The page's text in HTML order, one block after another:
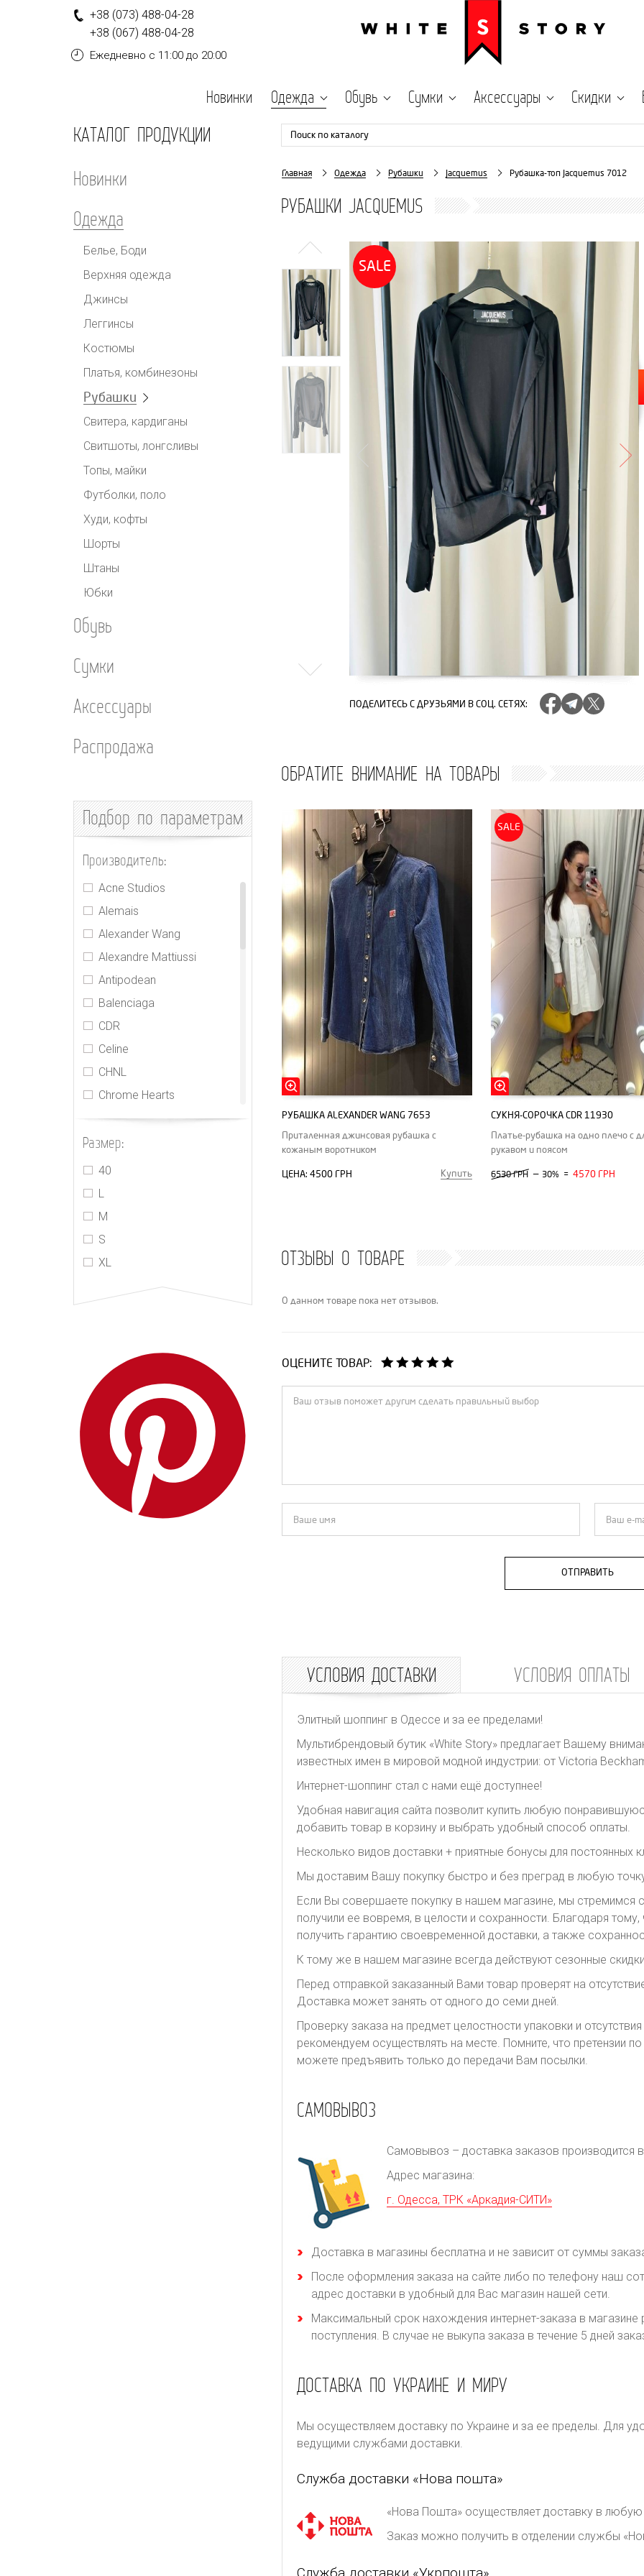
+38 (073) 488-04-28
+38 (067) 488-04-28
Ежедневно с 11:00 до 20:00
Новинки Одежда Обувь Сумки Аксессуары Скидки
КАТАЛОГ ПРОДУКЦИИ
Новинки
Одежда
Белье, Боди
Верхняя одежда
Джинсы
Леггинсы
Костюмы
Платья, комбинезоны
Рубашки
Свитера, кардиганы
Свитшоты, лонгсливы
Топы, майки
Футболки, поло
Худи, кофты
Шорты
Штаны
Юбки
Обувь
Сумки
Аксессуары
Распродажа
Подборпо параметрам
Производитель:
Acne Studios
Alemais
Alexander Wang
Alexandre Mattiussi
Antipodean
Balenciaga
CDR
Celine
CHNL
Chrome Hearts
Gucci
Isabel Marant
Jacquemus
Jasmine
Khaite
Kimhekim
Loewe
MIU MIU
Open YY
Palm Angels
Pony Stone
PRADA
R13
RtA
The Attico
Размер:
40
L
M
S
XL
Поиск по каталогу
Главная Одежда Рубашки Jacquemus Рубашка-топ Jacquemus 7012
РУБАШКИ JACQUEMUS
SALE
ПОДЕЛИТЕСЬ С ДРУЗЬЯМИ В СОЦ. СЕТЯХ:
ОБРАТИТЕ ВНИМАНИЕ НА ТОВАРЫ
РУБАШКА ALEXANDER WANG 7653
Приталенная джинсовая рубашка с
кожаным воротником
ЦЕНА: 4500 ГРН Купить
SALE
СУКНЯ-СОРОЧКА CDR 11930
Платье-рубашка на одно плечо с
рукавом и поясом
6530 ГРН — 30% = 4570 ГРН
ОТЗЫВЫ О ТОВАРЕ
О данном товаре пока нет отзывов.
ОЦЕНИТЕ ТОВАР:
ОТПРАВИТЬ
УСЛОВИЯ ДОСТАВКИ УСЛОВИЯ ОПЛАТЫ
Элитный шоппинг в Одессе и за ее пределами!
Мультибрендовый бутик «White Story» предлагает Вашему
известных имен в мировой модной индустрии: от Victoria
Интернет-шоппинг стал с нами ещё доступнее!
Удобная навигация сайта позволит купить любую
добавить товар в корзину и выбрать удобный способ оплаты.
Несколько видов доставки + приятные бонусы для постоянных
Мы доставим Вашу покупку быстро и без преград в любую
Если Вы совершаете покупку в нашем магазине, мы стремимся
получили ее вовремя, в целости и сохранности. Благодаря
получить гарантию своевременной доставки, а также
К тому же в нашем магазине всегда действуют сезонные
Перед отправкой заказанный Вами товар проверят на
Доставка может занять от одного до семи дней.
Проверку заказа на предмет целостности упаковки и
рекомендуем осуществлять на месте. Помните, что претензии
можете предъявить только до передачи Вам посылки.
САМОВЫВОЗ
Самовывоз – доставка заказов производится
Адрес магазина:
г. Одесса, ТРК «Аркадия-СИТИ»
Доставка в магазины бесплатна и не зависит от суммы
После оформления заказа на сайте либо по телефону наш
адрес доставки в удобный для Вас магазин нашей сети.
Максимальный срок нахождения интернет-заказа в
поступления. В случае не выкупа заказа в течение 5 дней
ДОСТАВКА ПО УКРАИНЕ И МИРУ
Мы осуществляем доставку по Украине и за ее пределы. Для
ведущими службами доставки.
Служба доставки «Нова пошта»
«Нова Пошта» осуществляет доставку в любую
Заказ можно получить в отделении службы